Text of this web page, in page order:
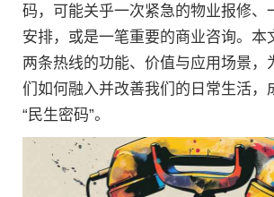
码，可能关乎一次紧急的物业报修、
安排，或是一笔重要的商业咨询。本
两条热线的功能、价值与应用场景，
们如何融入并改善我们的日常生活，
“民生密码”。